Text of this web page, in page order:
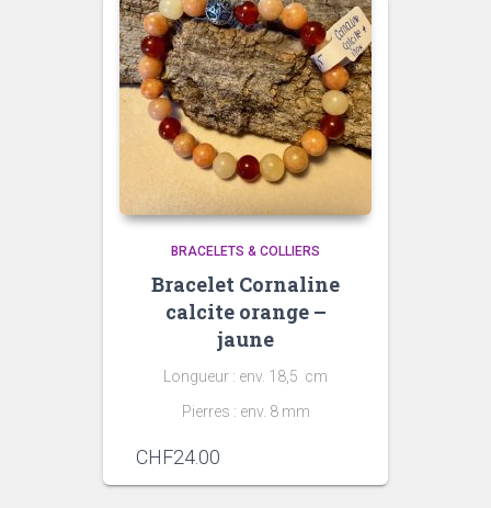
BRACELETS & COLLIERS
Bracelet Cornaline
calcite orange –
jaune
Longueur : env. 18,5 cm
Pierres : env. 8 mm
CHF24.00